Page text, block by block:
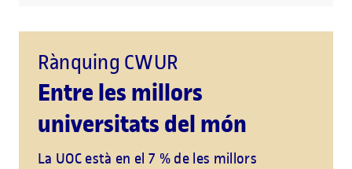
Rànquing CWUR
Entre les millors
universitats del món
La UOC està en el 7 % de les millors